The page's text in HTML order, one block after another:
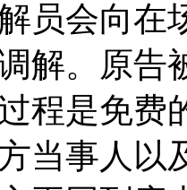
员会向在
解。原告
程是免费
当事人以